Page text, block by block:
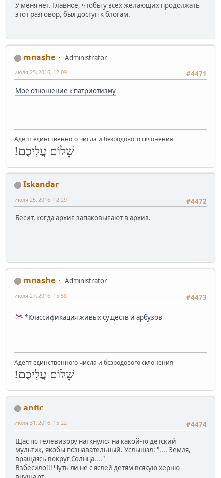
У меня нет. Главное, чтобы у всех желающих продолжать
этот разговор, был доступ к блогам.
mnashe
Administrator
#4471
июля 25, 2016, 12:09
Мое отношение к патриотизму
Адепт единственного числа и безродового склонения
שָׁלוֹם עֲלֵיכֶם!
Iskandar
#4472
июля 25, 2016, 12:29
Бесит, когда архив запаковывают в архив.
mnashe
Administrator
#4473
июля 27, 2016, 15:58
✂ *Классификация живых существ и арбузов
Адепт единственного числа и безродового склонения
שָׁלוֹם עֲלֵיכֶם!
antic
#4474
июля 31, 2016, 15:22
Щас по телевизору наткнулся на какой-то детский
мультик, якобы познавательный. Услышал: ".... Земля,
вращаясь вокруг Солнца...."
Взбесило!!! Чуть ли не с яслей детям всякую херню